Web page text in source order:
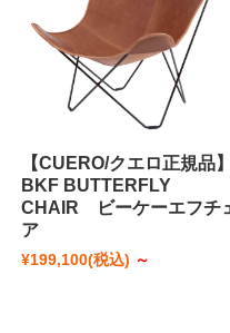
【CUERO/クエロ正規品】
BKF BUTTERFLY
CHAIR ビーケーエフチ
ア
¥199,100(税込) ～